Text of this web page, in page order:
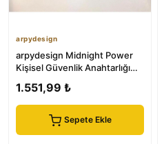
arpydesign
arpydesign Midnight Power
Kişisel Güvenlik Anahtarlığı
1.551,99 ₺
Sepete Ekle